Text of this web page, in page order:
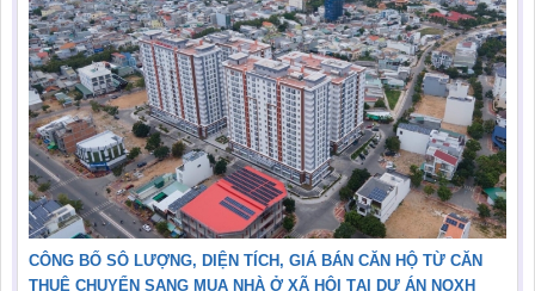
CÔNG BỐ SÔ LƯỢNG, DIỆN TÍCH, GIÁ BÁN CĂN HỘ TỪ CĂN
THUÊ CHUYỂN SANG MUA NHÀ Ở XÃ HỘI TẠI DỰ ÁN NOXH